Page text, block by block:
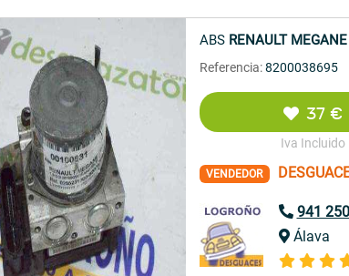
ABS RENAULT
Referencia: 8200038695
37 €
Iva Incluido
VENDEDOR
941
Álava